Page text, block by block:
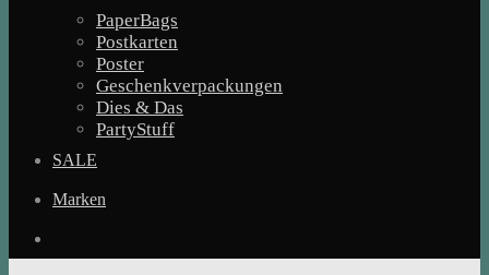
PaperBags
Postkarten
Poster
Geschenkverpackungen
Dies & Das
PartyStuff
SALE
Marken